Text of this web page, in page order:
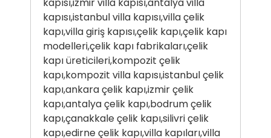
kapısı,istanbul villa kapısı,villa çelik
kapı,villa giriş kapısı,çelik kapı,çelik kapı
modelleri,çelik kapı fabrikaları,çelik
kapı üreticileri,kompozit çelik
kapı,kompozit villa kapısı,istanbul çelik
kapı,ankara çelik kapı,izmir çelik
kapı,antalya çelik kapı,bodrum çelik
kapı,çanakkale çelik kapı,silivri çelik
kapı,edirne çelik kapı,villa kapıları,villa